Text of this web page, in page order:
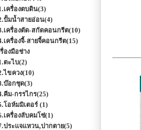
เครื่องตบดิน(3)
ปั้มน้ำสายอ่อน(4)
เครื่องตัด-สกัดคอนกรีต(10)
เครื่องจี้-สายจี้คอนกรีต(15)
องมือช่าง
ตะไบ(2)
ไขควง(10)
บ๊อกชุด(3)
คีม-กรรไกร(25)
โอห์มมิเตอร์ (1)
เครื่องลับคมโซ่(1)
ประแจแหวน,ปากตาย(5)